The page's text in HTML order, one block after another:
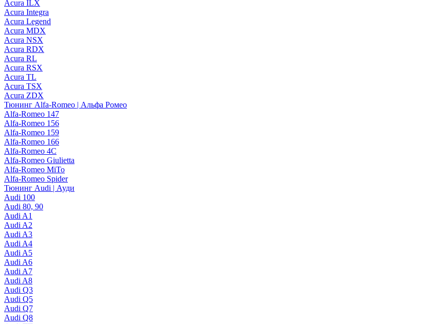
Acura ILX
Acura Integra
Acura Legend
Acura MDX
Acura NSX
Acura RDX
Acura RL
Acura RSX
Acura TL
Acura TSX
Acura ZDX
Тюнинг Alfa-Romeo | Альфа Ромео
Alfa-Romeo 147
Alfa-Romeo 156
Alfa-Romeo 159
Alfa-Romeo 166
Alfa-Romeo 4C
Alfa-Romeo Giulietta
Alfa-Romeo MiTo
Alfa-Romeo Spider
Тюнинг Audi | Ауди
Audi 100
Audi 80, 90
Audi A1
Audi A2
Audi A3
Audi A4
Audi A5
Audi A6
Audi A7
Audi A8
Audi Q3
Audi Q5
Audi Q7
Audi Q8